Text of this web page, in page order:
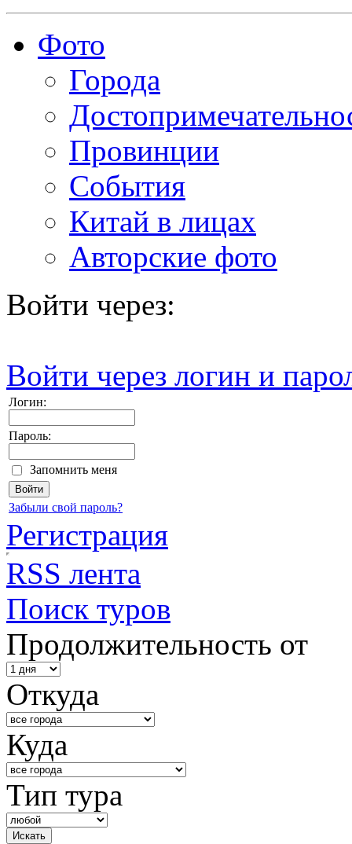
Фото
Города
Провинции
События
Китай в лицах
Авторские фото
Войти через:
Войти через логин и
Логин:
Пароль:
Запомнить меня
Забыли свой пароль?
Регистрация
RSS лента
Поиск туров
Продолжительность от
Откуда
Куда
Тип тура